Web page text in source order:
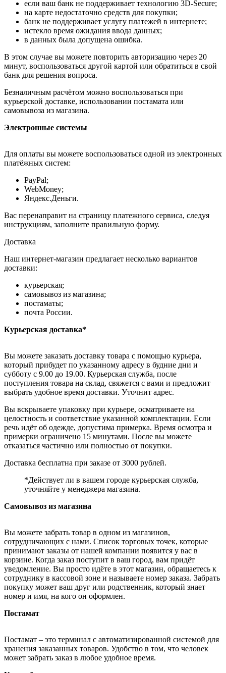
если ваш банк не поддерживает технологию 3D-Secure;
на карте недостаточно средств для покупки;
банк не поддерживает услугу платежей в интернете;
истекло время ожидания ввода данных;
в данных была допущена ошибка.
В этом случае вы можете повторить авторизацию через 20
минут, воспользоваться другой картой или обратиться в свой
банк для решения вопроса.
Безналичным расчётом можно воспользоваться при
курьерской доставке, использовании постамата или
самовывоза из магазина.
Электронные системы
Для оплаты вы можете воспользоваться одной из электронных
платёжных систем:
PayPal;
WebMoney;
Яндекс.Деньги.
Вас перенаправит на страницу платежного сервиса, следуя
инструкциям, заполните правильную форму.
Доставка
Наш интернет-магазин предлагает несколько вариантов
доставки:
курьерская;
самовывоз из магазина;
постаматы;
почта России.
Курьерская доставка*
Вы можете заказать доставку товара с помощью курьера,
который прибудет по указанному адресу в будние дни и
субботу с 9.00 до 19.00. Курьерская служба, после
поступления товара на склад, свяжется с вами и предложит
выбрать удобное время доставки. Уточнит адрес.
Вы вскрываете упаковку при курьере, осматриваете на
целостность и соответствие указанной комплектации. Если
речь идёт об одежде, допустима примерка. Время осмотра и
примерки ограничено 15 минутами. После вы можете
отказаться частично или полностью от покупки.
Доставка бесплатна при заказе от 3000 рублей.
*Действует ли в вашем городе курьерская служба,
уточняйте у менеджера магазина.
Самовывоз из магазина
Вы можете забрать товар в одном из магазинов,
сотрудничающих с нами. Список торговых точек, которые
принимают заказы от нашей компании появится у вас в
корзине. Когда заказ поступит в ваш город, вам придёт
уведомление. Вы просто идёте в этот магазин, обращаетесь к
сотруднику в кассовой зоне и называете номер заказа. Забрать
покупку может ваш друг или родственник, который знает
номер и имя, на кого он оформлен.
Постамат
Постамат – это терминал с автоматизированной системой для
хранения заказанных товаров. Удобство в том, что человек
может забрать заказ в любое удобное время.